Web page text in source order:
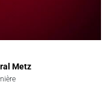
Metz